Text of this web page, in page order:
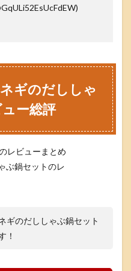
ギのだししゃ
ー総評
ぶ鍋セットのレ
ギのだししゃぶ鍋セット
！